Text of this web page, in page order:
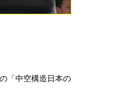
「中空構造日本の